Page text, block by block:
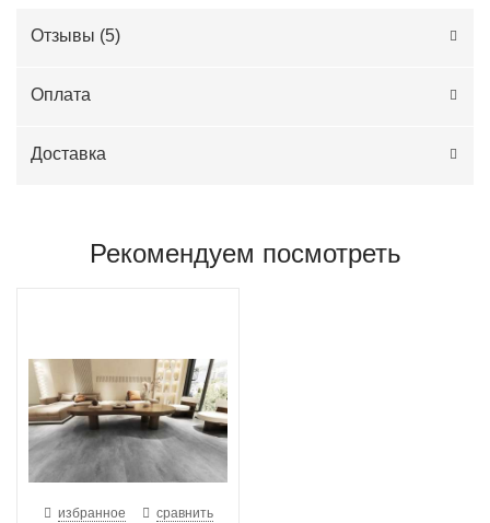
Отзывы (5)
Оплата
Доставка
Рекомендуем посмотреть
избранное сравнить